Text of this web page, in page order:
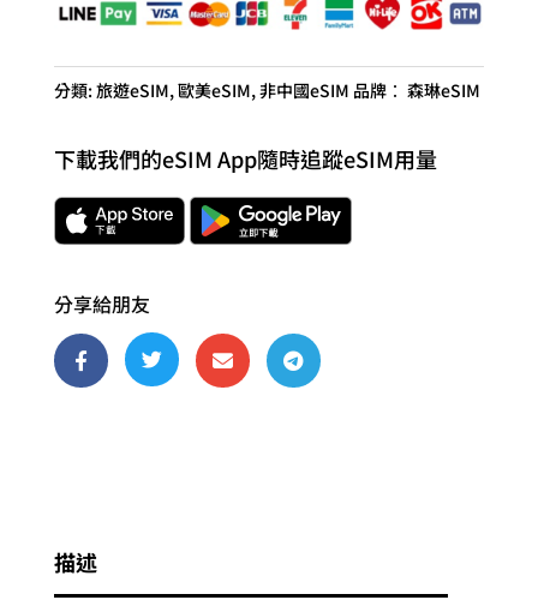
5G
遊
數
量
分類:旅遊eSIM,歐美eSIM,非中國eSIM 品牌： 森琳eSIM
下載我們的eSIM App隨時追蹤eSIM用量
分享給朋友
   
描述